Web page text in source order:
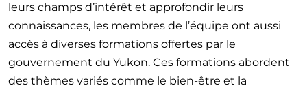
leurs champs d’intérêt et approfondir leurs
connaissances, les membres de l’équipe ont aussi
accès à diverses formations offertes par le
gouvernement du Yukon. Ces formations abordent
des thèmes variés comme le bien-être et la